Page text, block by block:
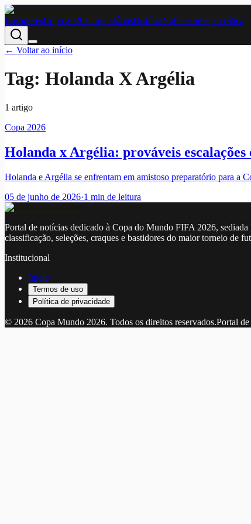
BastidoresCopa 2026EliminatóriasHistóriaNotíciasSeleçãoTática
← Voltar ao início
Tag: Holanda X Argélia
1 artigo
Copa 2026
Holanda x Argélia: prováveis escalações
Holanda e Argélia se enfrentam em amistoso preparatório para a
05 de junho de 2026·1 min de leitura
Portal de notícias dedicado à Copa do Mundo FIFA 2026,
classificação, seleções, craques e bastidores do maior torneio de
Institucional
Início
Termos de uso
Política de privacidade
© 2026 Copa Mundo 2026. Todos os direitos reservados.Portal